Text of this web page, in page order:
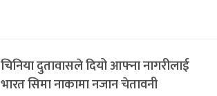
चिनिया दुतावासले दियो आफ्ना नागरीलाई
भारत सिमा नाकामा नजान चेतावनी